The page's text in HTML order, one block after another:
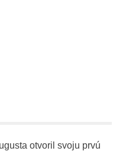
otvoril svoju prvú